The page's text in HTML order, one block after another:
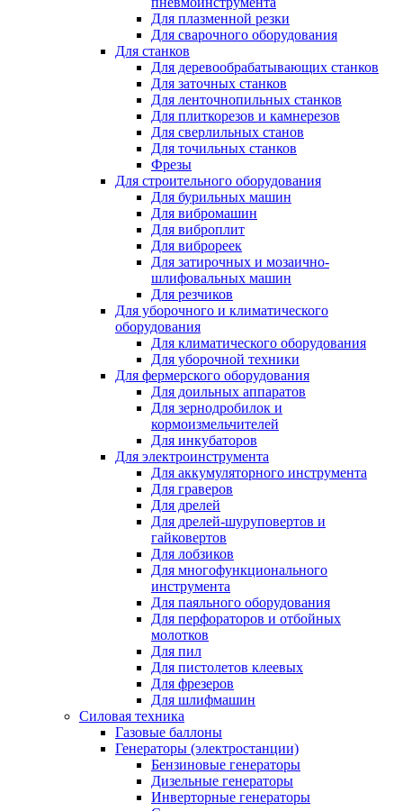
Для плазменной резки
Для сварочного оборудования
Для станков
Для деревообрабатывающих станков
Для заточных станков
Для ленточнопильных станков
Для плиткорезов и камнерезов
Для сверлильных станов
Для точильных станков
Фрезы
Для строительного оборудования
Для бурильных машин
Для вибромашин
Для виброплит
Для виброреек
Для затирочных и мозаично-
шлифовальных машин
Для резчиков
Для уборочного и климатического
оборудования
Для климатического оборудования
Для уборочной техники
Для фермерского оборудования
Для доильных аппаратов
Для зернодробилок и
кормоизмельчителей
Для инкубаторов
Для электроинструмента
Для аккумуляторного инструмента
Для граверов
Для дрелей
Для дрелей-шуруповертов и
гайковертов
Для лобзиков
Для многофункционального
инструмента
Для паяльного оборудования
Для перфораторов и отбойных
молотков
Для пил
Для пистолетов клеевых
Для фрезеров
Для шлифмашин
Силовая техника
Газовые баллоны
Генераторы (электростанции)
Бензиновые генераторы
Дизельные генераторы
Инверторные генераторы